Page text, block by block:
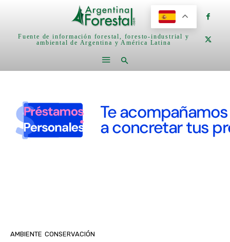
Fuente de información forestal, foresto-industrial y
ambiental de Argentina y América Latina
AMBIENTE CONSERVACIÓN